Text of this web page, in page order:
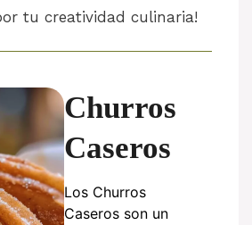
tu creatividad culinaria!
Churros
Caseros
Los Churros
Caseros son un